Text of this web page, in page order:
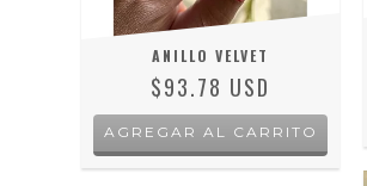
ANILLO VELVET
$93.78 USD
AGREGAR AL CARRITO